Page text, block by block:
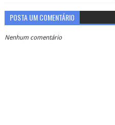
POSTA UM COMENTÁRIO
Nenhum comentário